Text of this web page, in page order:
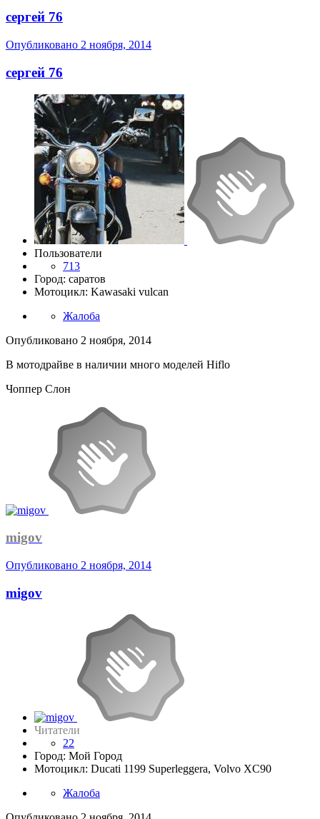
сергей 76
Опубликовано 2 ноября, 2014
сергей 76
Пользователи
713
Город: саратов
Мотоцикл: Kawasaki vulcan
Жалоба
Опубликовано 2 ноября, 2014
В мотодрайве в наличии много моделей Hiflo
Чоппер Слон
migov
Опубликовано 2 ноября, 2014
migov
Читатели
22
Город: Мой Город
Мотоцикл: Ducati 1199 Superleggera, Volvo XC90
Жалоба